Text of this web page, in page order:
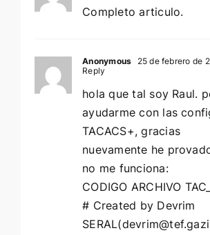
Completo articulo.
Anonymous 25 de febrero de
Reply
hola que tal soy Raul.
ayudarme con las
TACACS+, gracias
nuevamente he
no me funciona:
CODIGO ARCHIVO
# Created by Devrim
SERAL(